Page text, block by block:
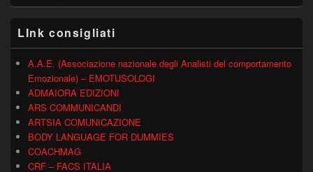
LInk consigliati
A.A.E. (Associazione nazionale degli Analisti del comportamento
Emozionale) – EMOTUSOLOGI
ADMAIORA EDIZIONI
ARS COMMUNICANDI
ARTSIA COMUNICAZIONE
BODY LANGUAGE FOR DUMMIES
COACHMAG
CRF – FACS ITALIA